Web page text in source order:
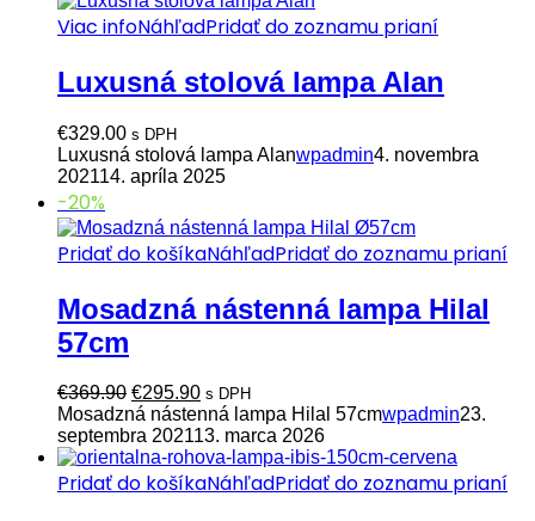
Viac infoNáhľadPridať do zoznamu prianí
Luxusná stolová lampa Alan
€329.00 s DPH
Luxusná stolová lampa Alanwpadmin4. novembra
202114. apríla 2025
-20%
Pridať do košíkaNáhľadPridať do zoznamu prianí
Mosadzná nástenná lampa Hilal
57cm
€369.90 Pôvodná
cena
bola:
€369.90.
€295.90Aktuálna
cena
je:
€295.90.
s DPH
Mosadzná nástenná lampa Hilal 57cmwpadmin23.
septembra 202113. marca 2026
Pridať do košíkaNáhľadPridať do zoznamu prianí